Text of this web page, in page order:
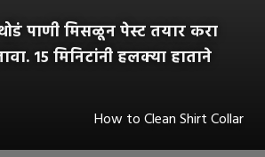
पाणी मिसळून पेस्ट तयार करा
१५ मिनिटांनी हलक्या हाताने
How to Clean Shirt Collar